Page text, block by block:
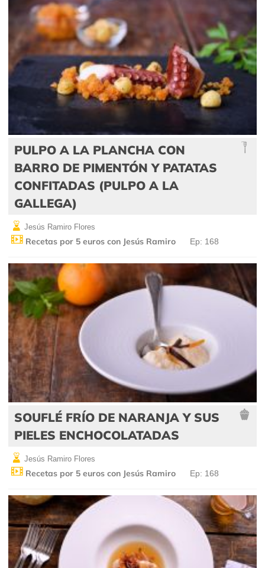
PULPO A LA PLANCHA CON
BARRO DE PIMENTÓN Y PATATAS
CONFITADAS (PULPO A LA
GALLEGA)
Jesús Ramiro Flores
Recetas por 5 euros con Jesús Ramiro Ep: 168
SOUFLÉ FRÍO DE NARANJA Y SUS
PIELES ENCHOCOLATADAS
Jesús Ramiro Flores
Recetas por 5 euros con Jesús Ramiro Ep: 168